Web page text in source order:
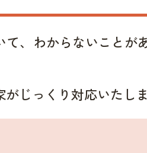
、わからないことがあ
じっくり対応いたしま